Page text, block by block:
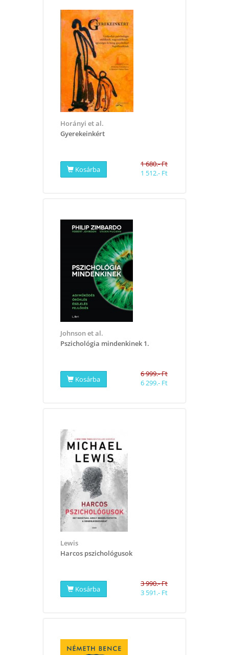
Horányi et al.
Gyerekeinkért
Kosárba
1 680.- Ft
1 512.- Ft
Johnson et al.
Pszichológia mindenkinek 1.
Kosárba
6 999.- Ft
6 299.- Ft
Lewis
Harcos pszichológusok
Kosárba
3 990.- Ft
3 591.- Ft